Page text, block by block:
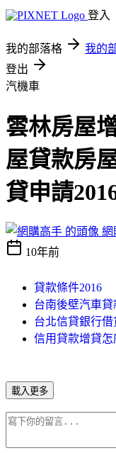
登入
我的部落格 我的
登出
汽機車
雲林房屋
屋貸款房
貸申請
網
10年前
貸款條件2016
台南後壁汽車貸
台北信貸銀行
信用貸款增貸
載入更多